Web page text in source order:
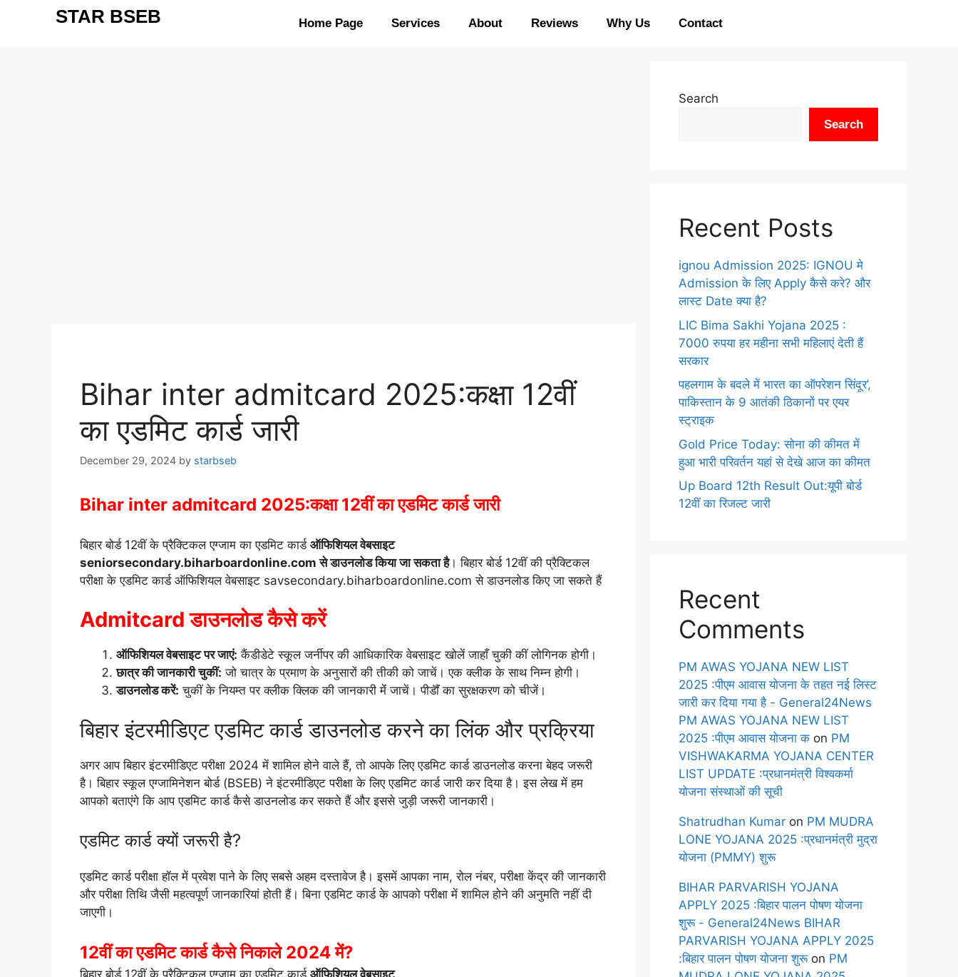
STAR BSEB Home Page Services About Reviews Why Us Contact
Bihar inter admitcard 2025:कक्षा 12वीं
का एडमिट कार्ड जारी
December 29, 2024 by starbseb
Bihar inter admitcard 2025:कक्षा 12वीं का एडमिट कार्ड जारी
बिहार बोर्ड 12वीं के प्रैक्टिकल एग्जाम का एडमिट कार्ड ऑफिशियल वेबसाइट
seniorsecondary.biharboardonline.com से डाउनलोड किया जा सकता है। बिहार बोर्ड 12वीं की प्रैक्टिकल
परीक्षा के एडमिट कार्ड ऑफिशियल वेबसाइट savsecondary.biharboardonline.com से डाउनलोड किए जा सकते हैं
Admitcard डाउनलोड कैसे करें
ऑफिशियल वेबसाइट पर जाएं: कैंडीडेटे स्कूल जर्नीपर की आधिकारिक वेबसाइट खोलें जाहाँ चुकी कीं लोगिनक होगी।
छात्र की जानकारी चुकीं: जो चात्र के प्रमाण के अनुसारों की तीकी को जाचें। एक क्लीक के साथ निम्न होगी।
डाउनलोड करें: चुकीं के नियम्त पर क्लीक क्लिक की जानकारी मेंं जाचें। पीडॏं का सुरक्षकरण को चीजें।
बिहार इंटरमीडिएट एडमिट कार्ड डाउनलोड करने का लिंक और प्रक्रिया
अगर आप बिहार इंटरमीडिएट परीक्षा 2024 में शामिल होने वाले हैं, तो आपके लिए एडमिट कार्ड डाउनलोड करना बेहद जरूरी
है। बिहार स्कूल एग्जामिनेशन बोर्ड (BSEB) ने इंटरमीडिएट परीक्षा के लिए एडमिट कार्ड जारी कर दिया है। इस लेख में हम
आपको बताएंगे कि आप एडमिट कार्ड कैसे डाउनलोड कर सकते हैं और इससे जुड़ी जरूरी जानकारी।
एडमिट कार्ड क्यों जरूरी है?
एडमिट कार्ड परीक्षा हॉल में प्रवेश पाने के लिए सबसे अहम दस्तावेज है। इसमें आपका नाम, रोल नंबर, परीक्षा केंद्र की जानकारी
और परीक्षा तिथि जैसी महत्वपूर्ण जानकारियां होती हैं। बिना एडमिट कार्ड के आपको परीक्षा में शामिल होने की अनुमति नहीं दी
जाएगी।
12वीं का एडमिट कार्ड कैसे निकाले 2024 में?
बिहार बोर्ड 12वीं के प्रैक्टिकल एग्जाम का एडमिट कार्ड ऑफिशियल वेबसाइट
Search
Search
Recent Posts
ignou Admission 2025: IGNOU मे
Admission के लिए Apply कैसे करे? और
लास्ट Date क्या है?
LIC Bima Sakhi Yojana 2025 :
7000 रुपया हर महीना सभी महिलाएं देती हैं
सरकार
पहलगाम के बदले में भारत का ऑपरेशन सिंदूर’,
पाकिस्तान के 9 आतंकी ठिकानों पर एयर
स्ट्राइक
Gold Price Today: सोना की कीमत में
हुआ भारी परिवर्तन यहां से देखे आज का कीमत
Up Board 12th Result Out:यूपी बोर्ड
12वीं का रिजल्ट जारी
Recent
Comments
PM AWAS YOJANA NEW LIST
2025 :पीएम आवास योजना के तहत नई लिस्ट
जारी कर दिया गया है - General24News
PM AWAS YOJANA NEW LIST
2025 :पीएम आवास योजना क on PM
VISHWAKARMA YOJANA CENTER
LIST UPDATE :प्रधानमंत्री विश्वकर्मा
योजना संस्थाओं की सूची
Shatrudhan Kumar on PM MUDRA
LONE YOJANA 2025 :प्रधानमंत्री मुद्रा
योजना (PMMY) शुरू
BIHAR PARVARISH YOJANA
APPLY 2025 :बिहार पालन पोषण योजना
शुरू - General24News BIHAR
PARVARISH YOJANA APPLY 2025
:बिहार पालन पोषण योजना शुरूon PM